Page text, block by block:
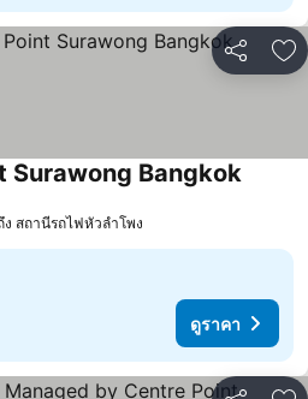
แชร์ เ
Surawong Bangkok
ง สถานีรถไฟหัวลำโพง
ดูราคา